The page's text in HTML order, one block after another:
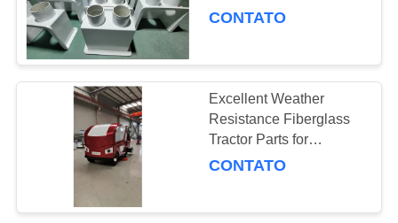
Peças do trator da
fibra de vidro
31
Agricultural Vehicle
CONTATO
Excellent Weather
Resistance Fiberglass
Tractor Parts for
Superior Chemical
CONTATO